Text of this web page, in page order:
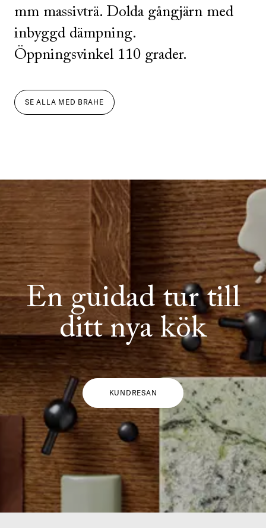
mm massivträ. Dolda gångjärn med
inbyggd dämpning.
Öppningsvinkel 110 grader.
SE ALLA MED BRAHE
En guidad tur till
ditt nya kök
KUNDRESAN